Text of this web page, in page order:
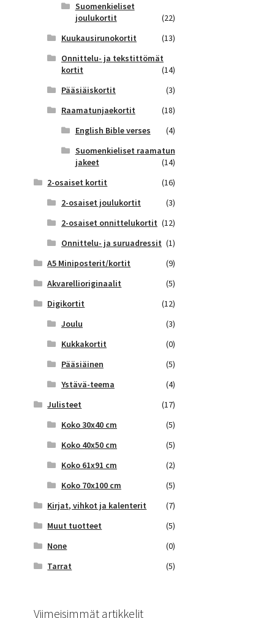
Suomenkieliset
joulukortit
(22)
Kuukausirunokortit
(13)
Onnittelu- ja tekstittömät
kortit
(14)
Pääsiäiskortit
(3)
Raamatunjaekortit
(18)
English Bible verses
(4)
Suomenkieliset raamatun
jakeet
(14)
2-osaiset kortit
(16)
2-osaiset joulukortit
(3)
2-osaiset onnittelukortit (12)
Onnittelu- ja suruadressit (1)
A5 Miniposterit/kortit
(9)
Akvarellioriginaalit
(5)
Digikortit
(12)
Joulu
(3)
Kukkakortit
(0)
Pääsiäinen
(5)
Ystävä-teema
(4)
Julisteet
(17)
Koko 30x40 cm
(5)
Koko 40x50 cm
(5)
Koko 61x91 cm
(2)
Koko 70x100 cm
(5)
Kirjat, vihkot ja kalenterit
(7)
Muut tuotteet
(5)
None
(0)
Tarrat
(5)
Viimeisimmät artikkelit